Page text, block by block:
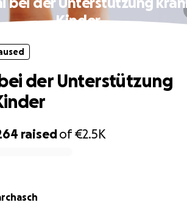
Kinder
raisedof€2.5K
der Unterstützung